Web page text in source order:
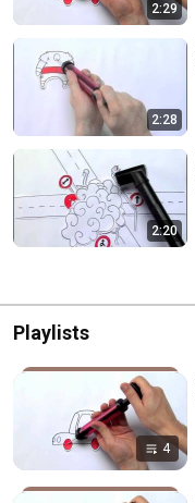
2:29
2:28
2:20
Playlists
4